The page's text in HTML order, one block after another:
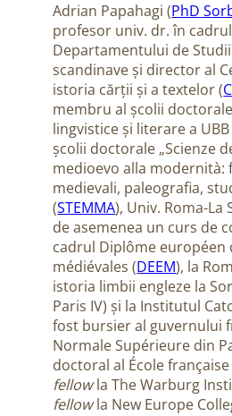
Adrian Papahagi (PhD
profesor univ. dr. în cadrul
Departamentului de
scandinave și director al
istoria cărții și a textelor (
membru al școlii
lingvistice și literare a UBB
școlii doctorale „Scienze
medioevo alla modernità:
medievali, paleografia,
(STEMMA), Univ. Roma-La
de asemenea un curs de
cadrul Diplôme européen
médiévales (DEEM), la
istoria limbii engleze la
Paris IV) și la Institutul
fost bursier al guvernului
Normale Supérieure din
doctoral al École française
fellowla The Warburg
fellowla New Europe